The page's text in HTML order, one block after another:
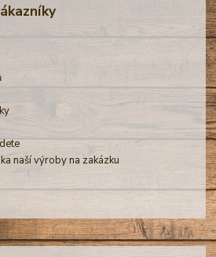
naší výroby na zakázku